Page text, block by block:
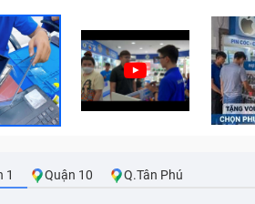
1 Quận 10 Q.Tân Phú